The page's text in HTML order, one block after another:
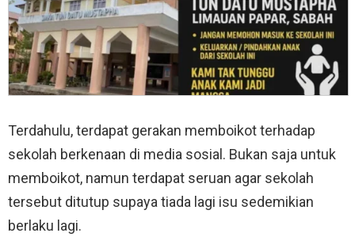
Terdahulu, terdapat gerakan memboikot terhadap
sekolah berkenaan di media sosial. Bukan saja untuk
memboikot, namun terdapat seruan agar sekolah
tersebut ditutup supaya tiada lagi isu sedemikian
berlaku lagi.